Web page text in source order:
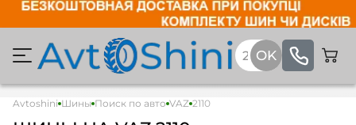
Avtoshini Шины Поиск по авто VAZ 2110